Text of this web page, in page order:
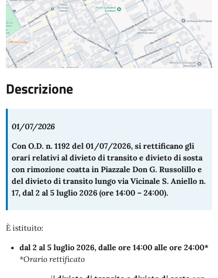
Descrizione
01/07/2026
Con O.D. n. 1192 del 01/07/2026, si rettificano gli
orari relativi al divieto di transito e divieto di sosta
con rimozione coatta in Piazzale Don G. Russolillo e
del divieto di transito lungo via Vicinale S. Aniello n.
17, dal 2 al 5 luglio 2026 (ore 14:00 – 24:00).
È istituito:
dal 2 al 5 luglio 2026, dalle ore 14:00 alle ore 24:00*
*Orario rettificato